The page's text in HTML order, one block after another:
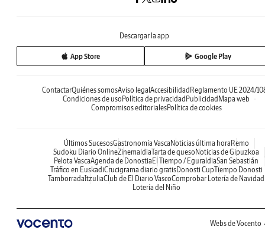
Descargar la app
App Store Google Play
ContactarQuiénes somosAviso legal Accesibilidad Reglamento UE 2024/
Condiciones de uso Política de privacidad Publicidad Mapa web
Compromisos editorialesPolítica de cookies
Últimos SucesosGastronomía Vasca Noticias última hora Remo
Sudoku Diario OnlineZinemaldiaTarta de queso Noticias de Gipuzkoa
Pelota VascaAgenda de Donostia El Tiempo / EguraldiaSan Sebastián
Tráfico en EuskadiCrucigrama diario gratisDonosti CupTiempo Donosti
TamborradaItzuliaClub de El Diario VascoComprobar Lotería de Navidad
Lotería del Niño
Webs de Vocento